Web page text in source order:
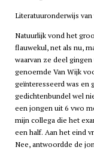
Literatuuronderwijs
Natuurlijk vond het
flauwekul, net als nu,
waarvan ze deel
genoemde Van Wijk
geïnteresseerd was en
gedichtenbundel wel
een jongen uit 6 vwo
mijn collega die het
een half. Aan het eind
Nee, antwoordde de